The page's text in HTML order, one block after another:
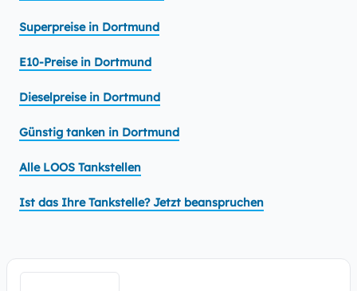
Superpreise in Dortmund
E10-Preise in Dortmund
Dieselpreise in Dortmund
Günstig tanken in Dortmund
Alle LOOS Tankstellen
Ist das Ihre Tankstelle? Jetzt beanspruchen